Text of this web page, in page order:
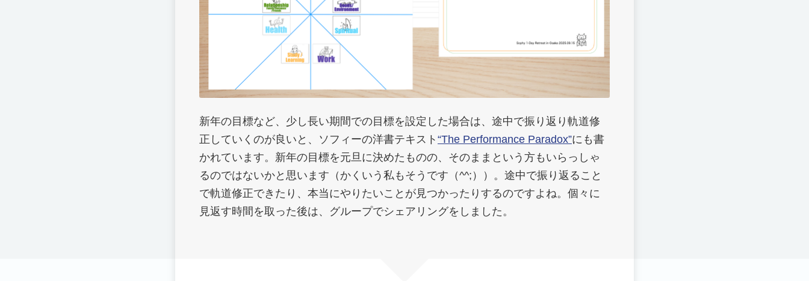
新年の目標など、少し長い期間での目標を設定した場合は、途中で振り返り軌道修
正していくのが良いと、ソフィーの洋書テキスト “The Performance Paradox”にも書
かれています。新年の目標を元旦に決めたものの、そのままという方もいらっしゃ
るのではないかと思います（かくいう私もそうです（^^;））。途中で振り返ること
で軌道修正できたり、本当にやりたいことが見つかったりするのですよね。個々に
見返す時間を取った後は、グループでシェアリングをしました。